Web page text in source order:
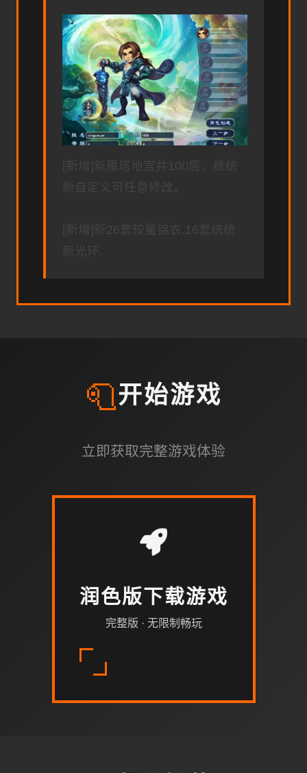
[新增]新雁塔地宫共100层，统统
新自定义可任意修改。
[新增]新26套较量锦衣.16套统统
新光环.
🧻开始游戏
立即获取完整游戏体验
润色版下载游戏
完整版 · 无限制畅玩